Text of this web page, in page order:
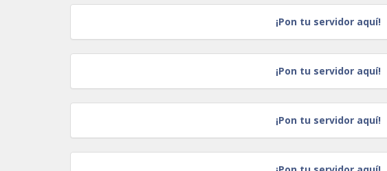
¡Pon tu servidor aquí!
¡Pon tu servidor aquí!
¡Pon tu servidor aquí!